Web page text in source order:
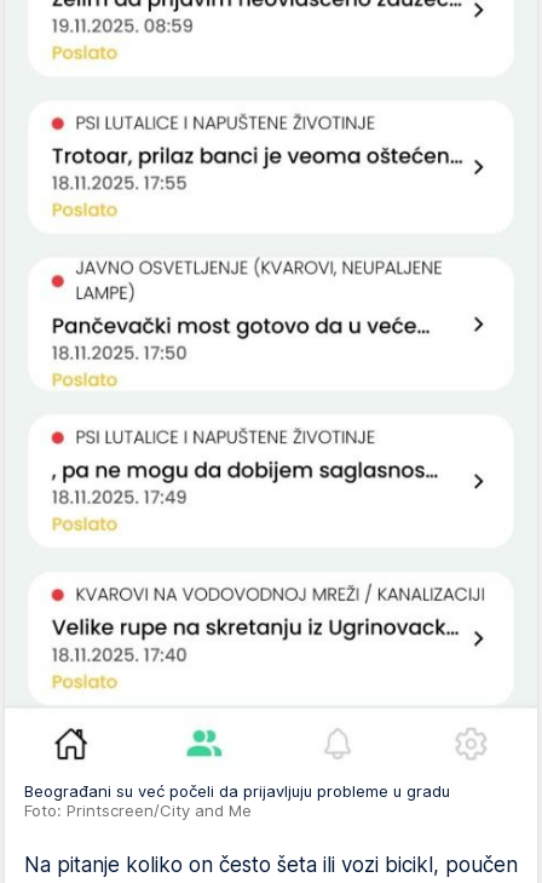
Beograđani su već počeli da prijavljuju probleme u gradu
Foto: Printscreen/City and Me
Na pitanje koliko on često šeta ili vozi bicikl, poučen